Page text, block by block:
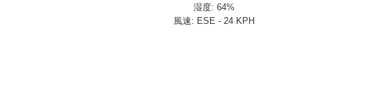
定と仕様を一部変更し発売
一部変更し発売
ーションを変更し発売
Honda Dreamさんの人気を探ってきましたスペシャル！！メチャクチャ楽しかったです❤
湿度: 64%
風速: ESE - 24 KPH